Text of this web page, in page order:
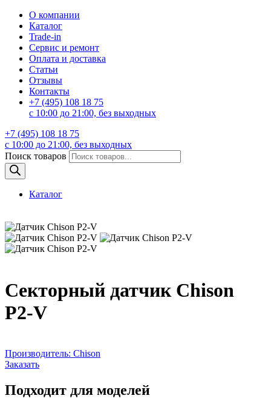
О компании
Каталог
Trade-in
Сервис и ремонт
Оплата и доставка
Статьи
Отзывы
Контакты
+7 (495) 108 18 75
с 10:00 до 21:00, без выходных
+7 (495) 108 18 75
с 10:00 до 21:00, без выходных
Поиск товаров
Каталог
Секторный датчик Chison
P2-V
Производитель: Chison
Заказать
Подходит для моделей